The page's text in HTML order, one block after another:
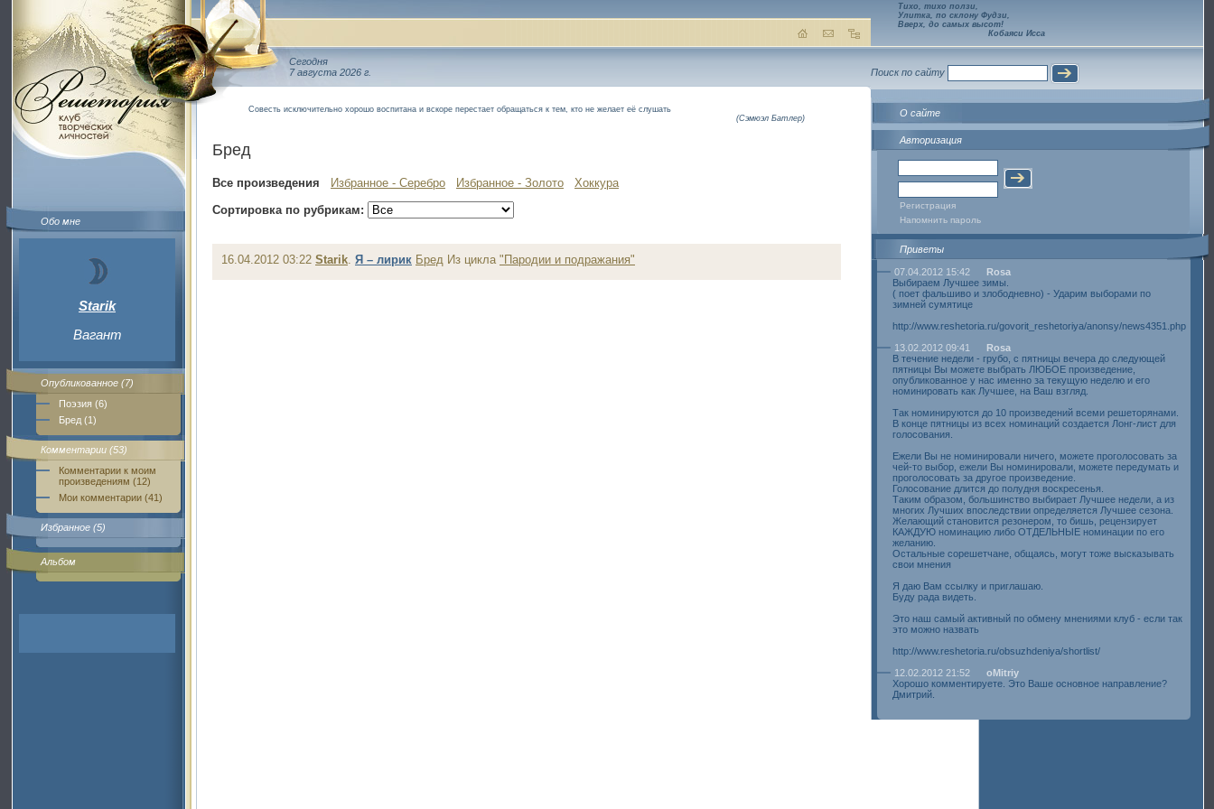
Обо мне
Starik
Вагант
Опубликованное (7)
Поэзия (6)
Бред (1)
Комментарии (53)
Комментарии к моим
произведениям (12)
Мои комментарии (41)
Избранное (5)
Альбом
Сегодня
7 августа 2026 г.
Совесть исключительно хорошо воспитана и вскоре перестает обращаться к тем, кто не желает её слушать
(Сэмюэл Батлер)
Бред
Все произведения Избранное - Серебро Избранное - Золото
Хоккура
Сортировка по рубрикам:
16.04.2012 03:22 Starik. Я – лирик Бред Из цикла "Пародии и подражания"
Тихо, тихо ползи,
Улитка, по склону Фудзи,
Вверх, до самых высот!
Кобаяси Исса
Поиск по сайту
О сайте
Авторизация
Регистрация
Напомнить пароль
Приветы
07.04.2012 15:42
Rosa
Выбираем Лучшее зимы.
( поет фальшиво и злободневно) - Ударим выборами по
зимней сумятице
http://www.reshetoria.ru/govorit_reshetoriya/anonsy/news4351.php
13.02.2012 09:41
Rosa
В течение недели - грубо, с пятницы вечера до следующей
пятницы Вы можете выбрать ЛЮБОЕ произведение,
опубликованное у нас именно за текущую неделю и его
номинировать как Лучшее, на Ваш взгляд.
Так номинируются до 10 произведений всеми решеторянами.
В конце пятницы из всех номинаций создается Лонг-лист для
голосования.
Ежели Вы не номинировали ничего, можете проголосовать за
чей-то выбор, ежели Вы номинировали, можете передумать и
проголосовать за другое произведение.
Голосование длится до полудня воскресенья.
Таким образом, большинство выбирает Лучшее недели, а из
многих Лучших впоследствии определяется Лучшее сезона.
Желающий становится резонером, то бишь, рецензирует
КАЖДУЮ номинацию либо ОТДЕЛЬНЫЕ номинации по его
желанию.
Остальные сорешетчане, общаясь, могут тоже высказывать
свои мнения
Я даю Вам ссылку и приглашаю.
Буду рада видеть.
Это наш самый активный по обмену мнениями клуб - если так
это можно назвать
http://www.reshetoria.ru/obsuzhdeniya/shortlist/
12.02.2012 21:52
oMitriy
Хорошо комментируете. Это Ваше основное направление?
Дмитрий.